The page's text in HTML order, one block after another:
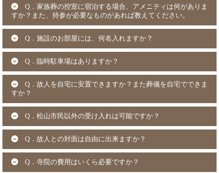
Q．家族葬の控室に宿泊する場合、アメニティは何がありま
すか？また、持参が必要なものがあれば教えてください。
Q．施設のお部屋には、何名入れますか？
Q．臨時駐車場はありますか？
Q．故人を自宅に安置できますか？また葬儀を自宅でできま
すか？
Q．松山市民以外の受け入れは可能ですか？
Q．故人との対面は自由に出来ますか？
Q．寺院の費用はいくら必要ですか？